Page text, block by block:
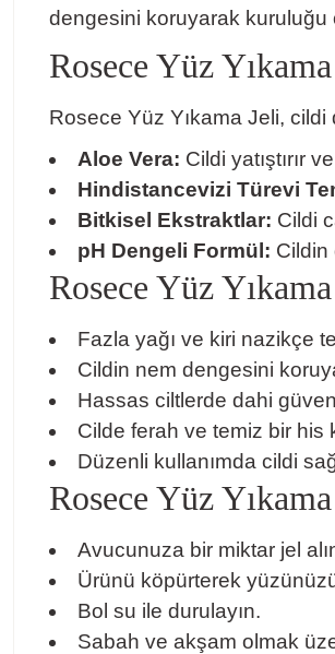
dengesini koruyarak kuruluğu
Rosece Yüz
Rosece Yüz Yıkama Jeli,
Aloe Vera: Cildi yatıştırır
Hindistancevizi Türevi
Bitkisel Ekstraktlar: Cildi
pH Dengeli Formül: Cildin
Rosece Yüz
Fazla yağı ve kiri nazikçe
Cildin nem dengesini
Hassas ciltlerde dahi
Cilde ferah ve temiz bir his
Düzenli kullanımda cildi
Rosece Yüz
Avucunuza bir miktar jel
Ürünü köpürterek
Bol su ile durulayın.
Sabah ve akşam olmak